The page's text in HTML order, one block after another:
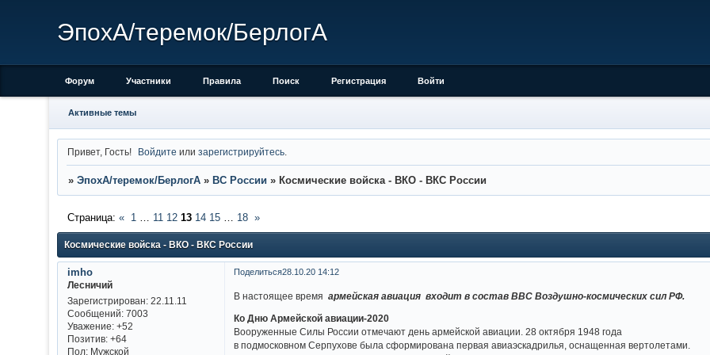
ЭпохА/теремок/БерлогА
Форум Участники Правила Поиск Регистрация Войти
Активные темы
Привет, Гость! Войдите илизарегистрируйтесь
» ЭпохА/теремок/БерлогА » ВС России » Космические войска - ВКО - ВКС России
Космические войска - ВКО - ВКС России
Страница: « 1 … 11 12 13 14 15 … 18 »
Поделиться28.10.20 14:12
imho
Лесничий
Зарегистрирован: 22.11.11
Сообщений:7003
Уважение: +52
Позитив: +64
Пол:Мужской
В настоящее времяармейская авиация входит в состав ВВС Воздушно-космических сил РФ.
Ко Дню Армейской авиации-2020
Вооруженные Силы России отмечают день армейской авиации. 28 октября 1948 года
в подмосковном Серпухове была сформирована первая авиаэскадрилья, оснащенная вертолетами.